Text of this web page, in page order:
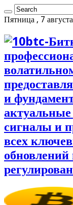
Пятница , 7
и
сигналы и
всех